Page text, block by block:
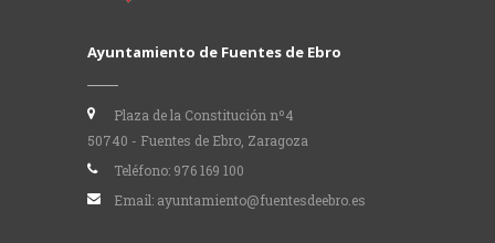
Ayuntamiento de Fuentes de Ebro
Plaza de la Constitución nº4
50740 - Fuentes de Ebro, Zaragoza
Teléfono: 976 169 100
Email: ayuntamiento@fuentesdeebro.es